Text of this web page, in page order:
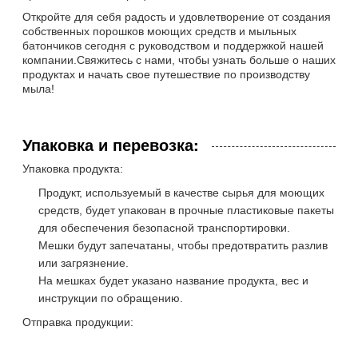
Откройте для себя радость и удовлетворение от создания
собственных порошков моющих средств и мыльных
батончиков сегодня с руководством и поддержкой нашей
компании.Свяжитесь с нами, чтобы узнать больше о наших
продуктах и начать свое путешествие по производству
мыла!
Упаковка и перевозка:
Упаковка продукта:
Продукт, используемый в качестве сырья для моющих
средств, будет упакован в прочные пластиковые пакеты
для обеспечения безопасной транспортировки.
Мешки будут запечатаны, чтобы предотвратить разлив
или загрязнение.
На мешках будет указано название продукта, вес и
инструкции по обращению.
Отправка продукции: